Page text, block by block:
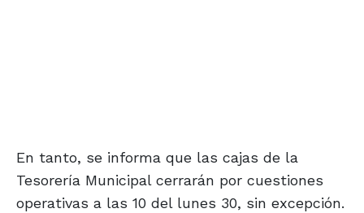
En tanto, se informa que las cajas de la
Tesorería Municipal cerrarán por cuestiones
operativas a las 10 del lunes 30, sin excepción.